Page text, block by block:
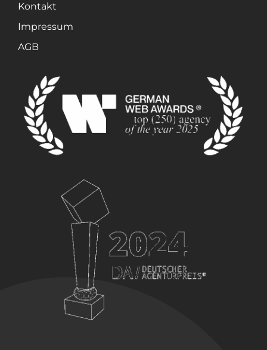
Kontakt
Impressum
AGB